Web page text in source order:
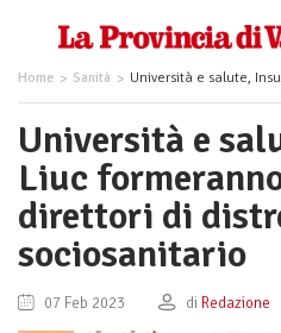
Home Sanità Università e salute, Insubria e Liuc formeranno i nuovi direttori
Università e
Liuc
direttori di
sociosanitario
07 Feb 2023 di Redazione